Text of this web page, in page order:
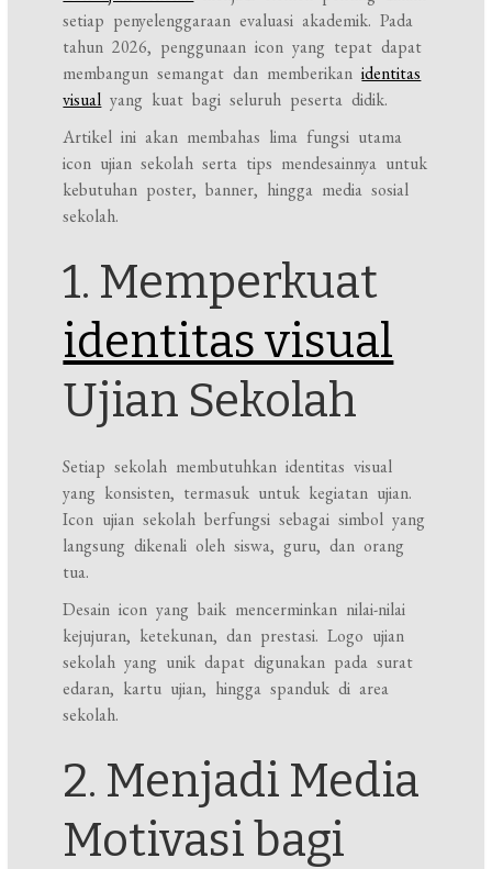
setiap penyelenggaraan evaluasi akademik. Pada
tahun 2026, penggunaan icon yang tepat dapat
membangun semangat dan memberikanidentitas
visual yang kuat bagi seluruh peserta didik.
Artikel ini akan membahas lima fungsi utama
icon ujian sekolah serta tips mendesainnya untuk
kebutuhan poster, banner, hingga media sosial
sekolah.
1. Memperkuat
identitas visual
Ujian Sekolah
Setiap sekolah membutuhkan identitas visual
yang konsisten, termasuk untuk kegiatan ujian.
Icon ujian sekolah berfungsi sebagai simbol yang
langsung dikenali oleh siswa, guru, dan orang
tua.
Desain icon yang baik mencerminkan nilai-nilai
kejujuran, ketekunan, dan prestasi. Logo ujian
sekolah yang unik dapat digunakan pada surat
edaran, kartu ujian, hingga spanduk di area
sekolah.
2. Menjadi Media
Motivasi bagi